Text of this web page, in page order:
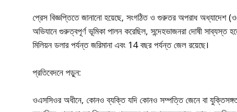
প্রেস বিজ্ঞপ্তিতে জানানো হয়েছে, সংগঠিত ও গুরুতর অপরাধ অধ্যাদেশ
অভিযানে গুরুত্বপূর্ণ ভূমিকা পালন করেছিল, সন্দেহভাজনরা দোষী
মিলিয়ন ডলার পর্যন্ত জরিমানা এবং 14 বছর পর্যন্ত জেল রয়েছে।
প্রতিবেদনে পড়ুন:
ওএসসিওর অধীনে, কোনও ব্যক্তি যদি কোনও সম্পত্তি জেনে বা